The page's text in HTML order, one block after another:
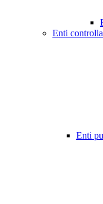
Enti
Enti